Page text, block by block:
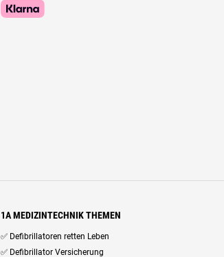
1A MEDIZINTECHNIK THEMEN
✅ Defibrillatoren retten Leben
✅ Defibrillator Versicherung